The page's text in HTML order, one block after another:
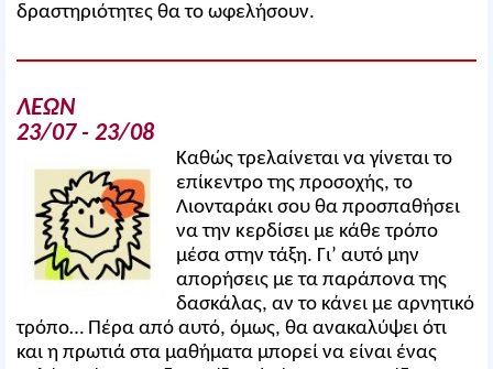
δραστηριότητες θα το ωφελήσουν.
ΛΕΩΝ
23/07 - 23/08
Καθώς τρελαίνεται να γίνεται το
επίκεντρο της προσοχής, το
Λιονταράκι σου θα προσπαθήσει
να την κερδίσει με κάθε τρόπο
μέσα στην τάξη. Γι’ αυτό μην
απορήσεις με τα παράπονα της
δασκάλας, αν το κάνει με αρνητικό
τρόπο… Πέρα από αυτό, όμως, θα ανακαλύψει ότι
και η πρωτιά στα μαθήματα μπορεί να είναι ένας